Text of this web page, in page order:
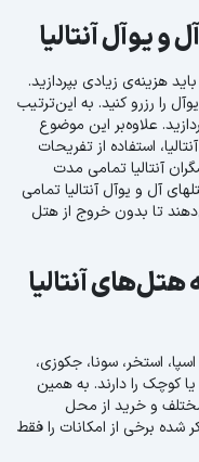
هزینه‌ی زیادی بپردازید.
را رزرو کنید. به این‌ترتیب
علاوه‌بر این موضوع
دلیل دیگر مسافران برای رزرو هتل های ALL آنتالیا، استفاده از تفریحات
آنتالیا تمامی مدت
سفرشان را در محل اقامت‌شان می‌گذرانند. هتل‎های آل و یوآل آنتالیا تمامی
تا بدون خروج از هتل
هتل‌های آنتالیا
استخر، سونا، جکوزی،
کوچک را دارند. به همین
و خرید از محل
شده برخی از امکانات را فقط